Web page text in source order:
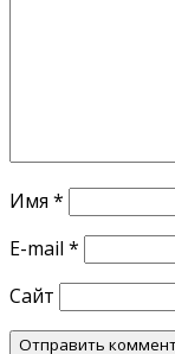
Имя *
E-mail *
Сайт